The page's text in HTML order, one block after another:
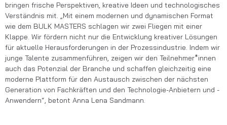
bringen frische Perspektiven, kreative Ideen und technologisches
Verständnis mit. „Mit einem modernen und dynamischen Format
wie dem BULK MASTERS schlagen wir zwei Fliegen mit einer
Klappe. Wir fördern nicht nur die Entwicklung kreativer Lösungen
für aktuelle Herausforderungen in der Prozessindustrie. Indem wir
junge Talente zusammenführen, zeigen wir den Teilnehmer*innen
auch das Potenzial der Branche und schaffen gleichzeitig eine
moderne Plattform für den Austausch zwischen der nächsten
Generation von Fachkräften und den Technologie-Anbietern und -
Anwendern“, betont Anna Lena Sandmann.